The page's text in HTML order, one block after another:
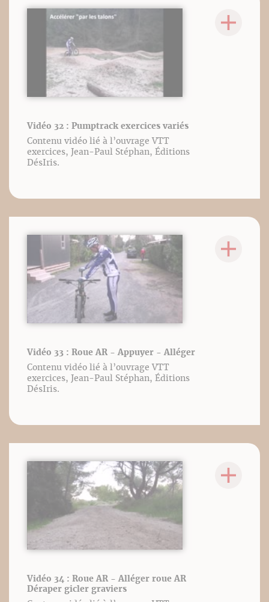
Vidéo 32 : Pumptrack exercices variés
Contenu vidéo lié à l’ouvrage VTT
exercices, Jean-Paul Stéphan, Éditions
DésIris.
Vidéo 33 : Roue AR - Appuyer - Alléger
Contenu vidéo lié à l’ouvrage VTT
exercices, Jean-Paul Stéphan, Éditions
DésIris.
Vidéo 34 : Roue AR - Alléger roue AR
Déraper gicler graviers